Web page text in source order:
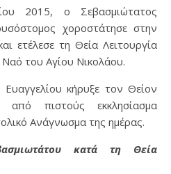
χοροστάτησε στην
ετέλεσε τη Θεία Λειτουργία
του Αγίου Νικολάου.
κήρυξε τον Θείον
πιστούς εκκλησίασμα
Ανάγνωσμα της ημέρας.
κατά τη Θεία